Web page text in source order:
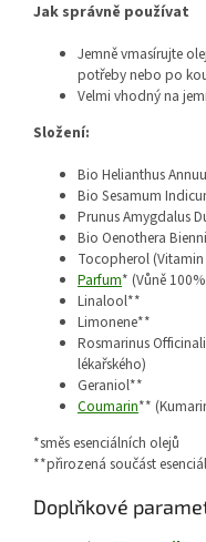
Jak správně používat
Jemně vmasírujte
potřeby nebo po
Velmi vhodný na
Složení:
Bio Helianthus
Bio Sesamum
Prunus Amygdalus
Bio Oenothera
Tocopherol (Vitamin
Parfum* (Vůně
Linalool**
Limonene**
Rosmarinus
lékařského)
Geraniol**
Coumarin**
*směs esenciálních olejů
**přirozená součást
Doplňkové